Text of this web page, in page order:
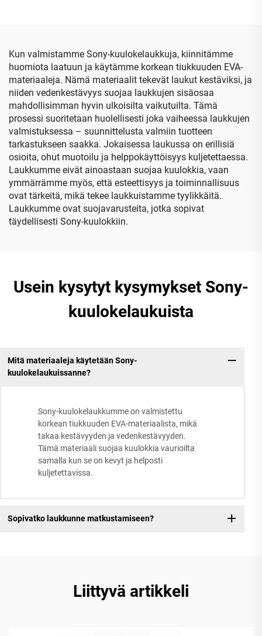
toimistotarvikelaatikko
Kun valmistamme Sony-kuulokelaukkuja, kiinnitämme
huomiota laatuun ja käytämme korkean tiukkuuden EVA-
materiaaleja. Nämä materiaalit tekevät laukut kestäviksi, ja
niiden vedenkestävyys suojaa laukkujen sisäosaa
mahdollisimman hyvin ulkoisilta vaikutuilta. Tämä
prosessi suoritetaan huolellisesti joka vaiheessa laukkujen
valmistuksessa – suunnittelusta valmiin tuotteen
tarkastukseen saakka. Jokaisessa laukussa on erillisiä
osioita, ohut muotoilu ja helppokäyttöisyys kuljetettaessa.
Laukkumme eivät ainoastaan suojaa kuulokkia, vaan
ymmärrämme myös, että esteettisyys ja toiminnallisuus
ovat tärkeitä, mikä tekee laukkuistamme tyylikkäitä.
Laukkumme ovat suojavarusteita, jotka sopivat
täydellisesti Sony-kuulokkiin.
Usein kysytyt kysymykset Sony-
kuulokelaukuista
Mitä materiaaleja käytetään Sony-
kuulokelaukuissanne?
Sony-kuulokelaukkumme on valmistettu
korkean tiukkuuden EVA-materiaalista, mikä
takaa kestävyyden ja vedenkestävyyden.
Tämä materiaali suojaa kuulokkia vaurioilta
samalla kun se on kevyt ja helposti
kuljetettavissa.
Sopivatko laukkunne matkustamiseen?
Liittyvä artikkeli